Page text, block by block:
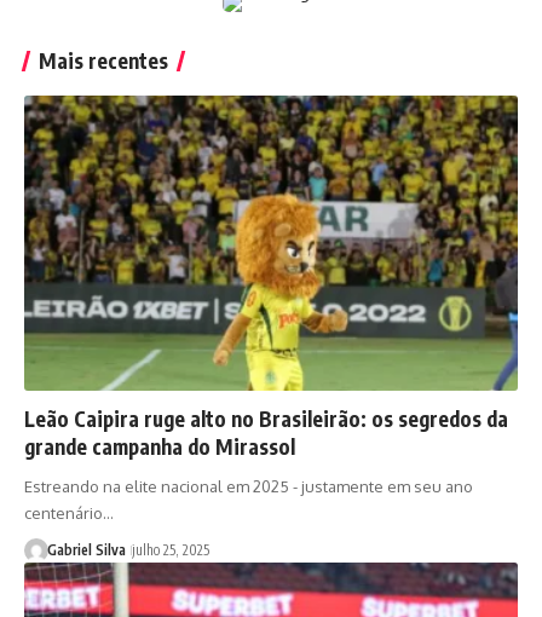
Mais recentes
Leão Caipira ruge alto no Brasileirão: os segredos da
grande campanha do Mirassol
Estreando na elite nacional em 2025 - justamente em seu ano
centenário…
Gabriel Silva julho 25, 2025